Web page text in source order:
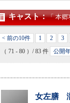
キャスト：「 本郷
< 前の10件 1 2 3
（ 71 - 80 ）/ 83 件
公開
女左膳